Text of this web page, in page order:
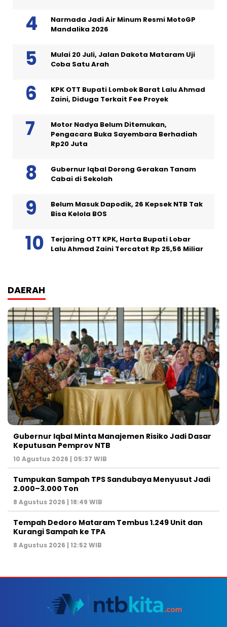
Narmada Jadi Air Minum Resmi MotoGP
Mandalika 2026
Mulai 20 Juli, Jalan Dakota Mataram Uji
Coba Satu Arah
KPK OTT Bupati Lombok Barat Lalu Ahmad
Zaini, Diduga Terkait Fee Proyek
Motor Nadya Belum Ditemukan,
Pengacara Buka Sayembara Berhadiah
Rp20 Juta
Gubernur Iqbal Dorong Gerakan Tanam
Cabai di Sekolah
Belum Masuk Dapodik, 26 Kepsek NTB Tak
Bisa Kelola BOS
Terjaring OTT KPK, Harta Bupati Lobar
Lalu Ahmad Zaini Tercatat Rp 25,56 Miliar
DAERAH
Gubernur Iqbal Minta Manajemen Risiko Jadi Dasar
Keputusan Pemprov NTB
10 Agustus 2026 | 05:37 WIB
Tumpukan Sampah TPS Sandubaya Menyusut Jadi
2.000–3.000 Ton
8 Agustus 2026 | 18:49 WIB
Tempah Dedoro Mataram Tembus 1.249 Unit dan
Kurangi Sampah ke TPA
8 Agustus 2026 | 12:52 WIB